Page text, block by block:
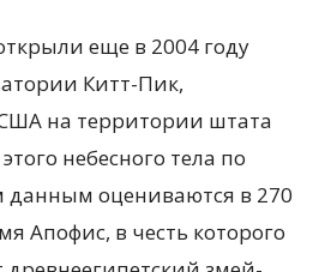
еще в 2004 году
Китт-Пик,
на территории штата
небесного тела по
оцениваются в 270
Апофис, в честь которого